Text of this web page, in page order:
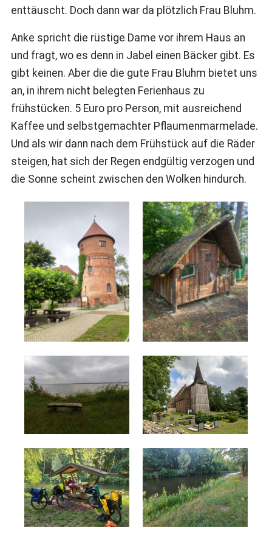
enttäuscht. Doch dann war da plötzlich Frau Bluhm.
Anke spricht die rüstige Dame vor ihrem Haus an
und fragt, wo es denn in Jabel einen Bäcker gibt. Es
gibt keinen. Aber die die gute Frau Bluhm bietet uns
an, in ihrem nicht belegten Ferienhaus zu
frühstücken. 5 Euro pro Person, mit ausreichend
Kaffee und selbstgemachter Pflaumenmarmelade.
Und als wir dann nach dem Frühstück auf die Räder
steigen, hat sich der Regen endgültig verzogen und
die Sonne scheint zwischen den Wolken hindurch.